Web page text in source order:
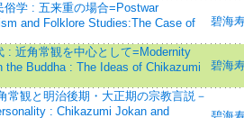
俗学 : 五来重の場合=Postwar
and Folklore Studies:The Case of
碧海
: 近角常観を中心として=Modernity
the Buddha : The Ideas of Chikazumi
碧海
常観と明治後期・大正期の宗教言説－
: Chikazumi Jokan and